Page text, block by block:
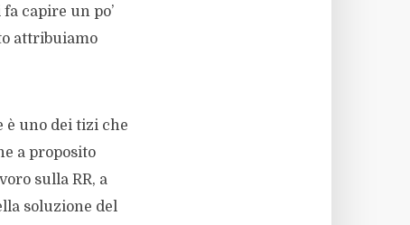
capire un po’
attribuiamo
è uno dei tizi che
a proposito
sulla RR, a
soluzione del